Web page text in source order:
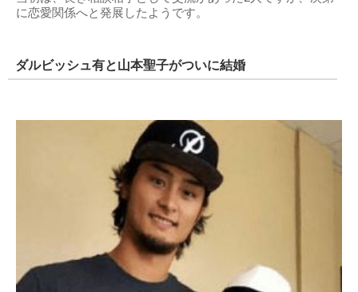
に恋愛関係へと発展したようです。
ダルビッシュ有と山本聖子がついに結婚